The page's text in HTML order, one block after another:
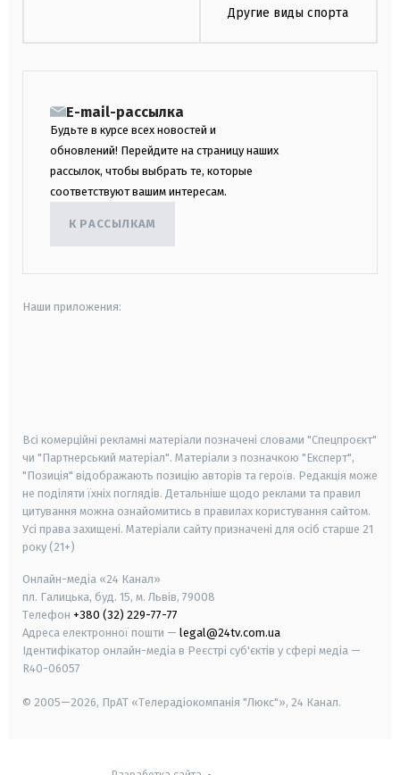
Другие виды спорта
E-mail-рассылка
Будьте в курсе всех новостей и
обновлений! Перейдите на страницу наших
рассылок, чтобы выбрать те, которые
соответствуют вашим интересам.
К РАССЫЛКАМ
Наши приложения:
Всі комерційні рекламні матеріали позначені словами "Спецпроєкт"
чи "Партнерський матеріал". Матеріали з позначкою "Експерт",
"Позиція" відображають позицію авторів та героїв. Редакція може
не поділяти їхніх поглядів. Детальніше щодо реклами та правил
цитування можна ознайомитись в правилах користування сайтом.
Усі права захищені. Матеріали сайту призначені для осіб старше 21
року (21+)
Онлайн-медіа «24 Канал»
пл. Галицька, буд. 15, м. Львів, 79008
Телефон +380 (32) 229-77-77
Адреса електронної пошти — legal@24tv.com.ua
Ідентифікатор онлайн-медіа в Реєстрі суб'єктів у сфері медіа —
R40-06057
© 2005—2026, ПрАТ «Телерадіокомпанія "Люкс"», 24 Канал.